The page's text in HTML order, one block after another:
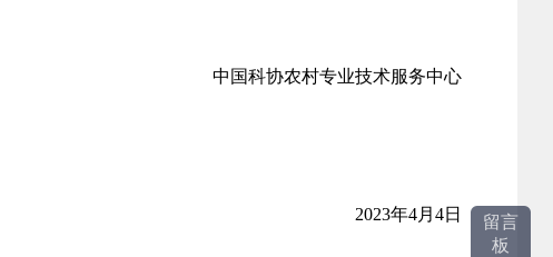
留言
板
中国科协农村专业技术服务中心
2023年4月4日